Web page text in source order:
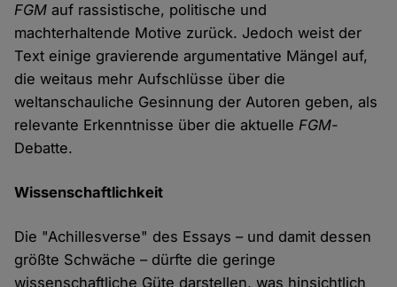
FGM auf rassistische, politische und
machterhaltende Motive zurück. Jedoch weist der
Text einige gravierende argumentative Mängel auf,
die weitaus mehr Aufschlüsse über die
weltanschauliche Gesinnung der Autoren geben, als
relevante Erkenntnisse über die aktuelleFGM-
Debatte.
Wissenschaftlichkeit
Die "Achillesverse" des Essays – und damit dessen
größte Schwäche – dürfte die geringe
wissenschaftliche Güte darstellen, was hinsichtlich